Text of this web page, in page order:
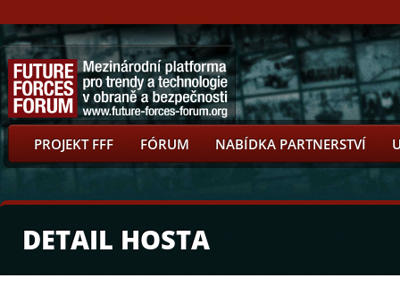
PROJEKT FFF FÓRUM NABÍDKA PARTNERSTVÍ
DETAIL HOSTA